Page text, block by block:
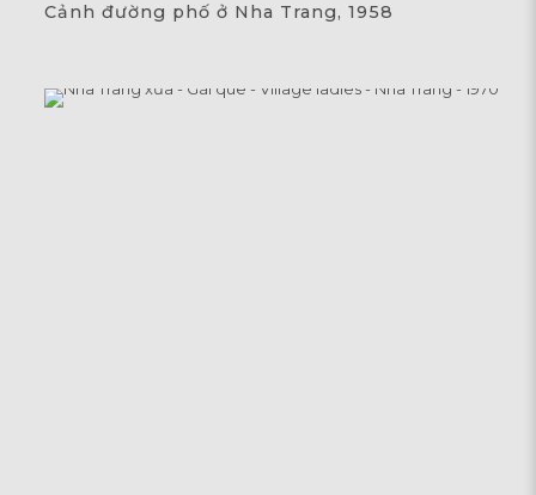
Cảnh đường phố ở Nha Trang, 1958